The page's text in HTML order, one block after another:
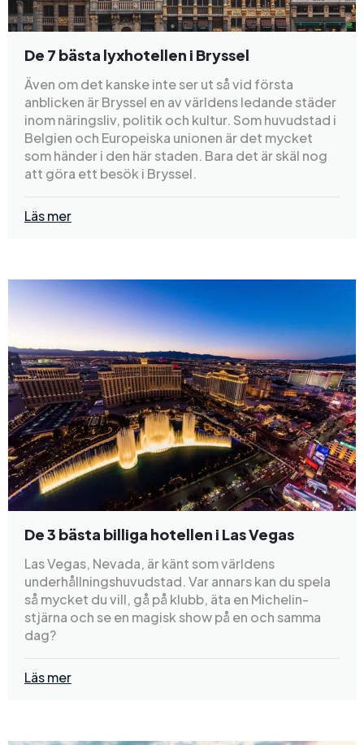
De 7 bästa lyxhotellen i Bryssel
Även om det kanske inte ser ut så vid första
anblicken är Bryssel en av världens ledande städer
inom näringsliv, politik och kultur. Som huvudstad i
Belgien och Europeiska unionen är det mycket
som händer i den här staden. Bara det är skäl nog
att göra ett besök i Bryssel.
Läs mer
De 3 bästa billiga hotellen i Las Vegas
Las Vegas, Nevada, är känt som världens
underhållningshuvudstad. Var annars kan du spela
så mycket du vill, gå på klubb, äta en Michelin-
stjärna och se en magisk show på en och samma
dag?
Läs mer